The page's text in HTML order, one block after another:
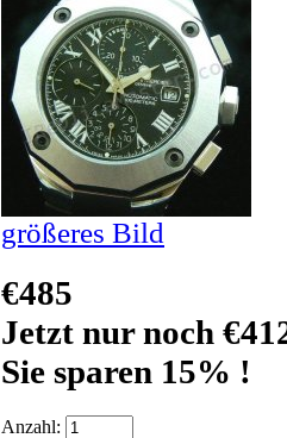
größeres Bild
€485
Jetzt nur noch
Sie sparen 15% !
Anzahl: